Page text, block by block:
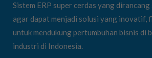
Sistem ERP super cerdas yang
agar dapat menjadi solusi yang inovatif,
untuk mendukung pertumbuhan bisnis di
industri di Indonesia.